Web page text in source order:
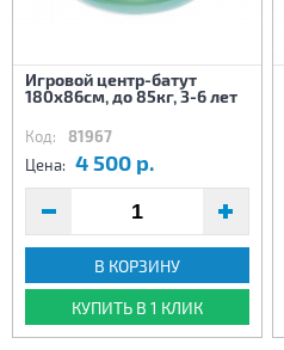
Игровой центр-батут
180х86см, до 85кг, 3-6 лет
Код: 81967
Цена: 4 500 р.
В КОРЗИНУ
КУПИТЬ В 1 КЛИК